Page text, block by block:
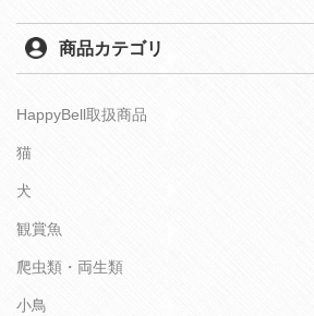
商品カテゴリ
HappyBell取扱商品
猫
犬
観賞魚
爬虫類・両生類
小鳥